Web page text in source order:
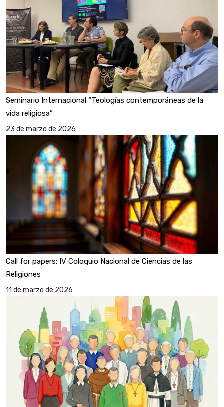
Seminario Internacional “Teologías contemporáneas de la
vida religiosa”
23 de marzo de 2026
Call for papers: IV Coloquio Nacional de Ciencias de las
Religiones
11 de marzo de 2026